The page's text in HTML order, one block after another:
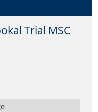
Trial MSC
zu